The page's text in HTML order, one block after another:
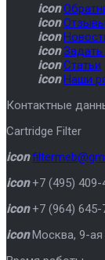
icon
icon Отзывы
icon
icon
icon Статьи
icon Наши
Контактные
Cartridge Filter
icon
icon +7 (495) 409-
icon +7 (964) 645-
icon Москва, 9-ая